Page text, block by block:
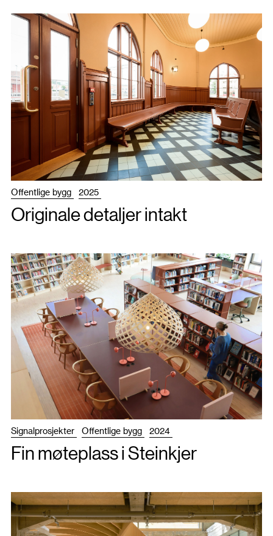
Offentlige bygg 2025
Originale detaljer intakt
Signalprosjekter Offentlige bygg 2024
Fin møteplass i Steinkjer